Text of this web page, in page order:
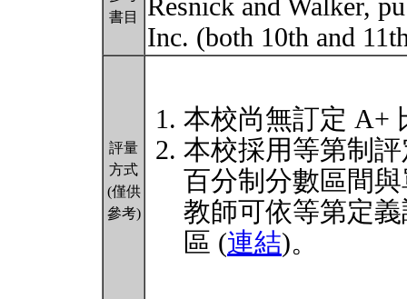
書目
Resnick and Walker,
Inc. (both 10th and
評量
方式
(僅供
參考)
本校尚無訂定 A+
本校採用等第制
百分制分數區間
教師可依等第定
區 (連結)。